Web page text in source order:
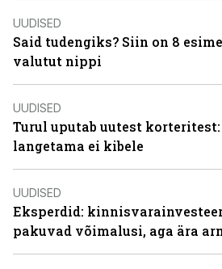
UUDISED
Said tudengiks? Siin on 8
valutut nippi
UUDISED
Turul uputab uutest
langetama ei kibele
UUDISED
Eksperdid:
pakuvad võimalusi, aga ära